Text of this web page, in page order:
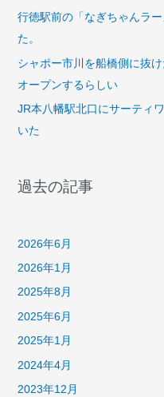
行徳駅前の「なぎちゃんラ
た。
シャポー市川を船橋側に抜
オープンするらしい
JR本八幡駅北口にサーティ
いた
過去の記事
2026年6月
2026年1月
2025年8月
2025年6月
2025年1月
2024年4月
2023年12月